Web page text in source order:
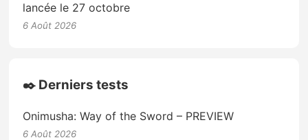
lancée le 27 octobre
6 Août 2026
✒️ Derniers tests
Onimusha: Way of the Sword – PREVIEW
6 Août 2026